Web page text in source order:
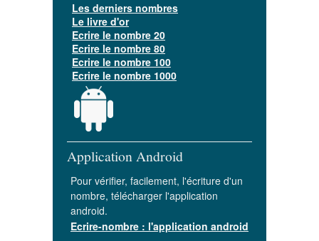
Les derniers nombres
Le livre d'or
Ecrire le nombre 20
Ecrire le nombre 80
Ecrire le nombre 100
Ecrire le nombre 1000
Application Android
Pour vérifier, facilement, l'écriture d'un
nombre, télécharger l'application
android.
Ecrire-nombre : l'application android